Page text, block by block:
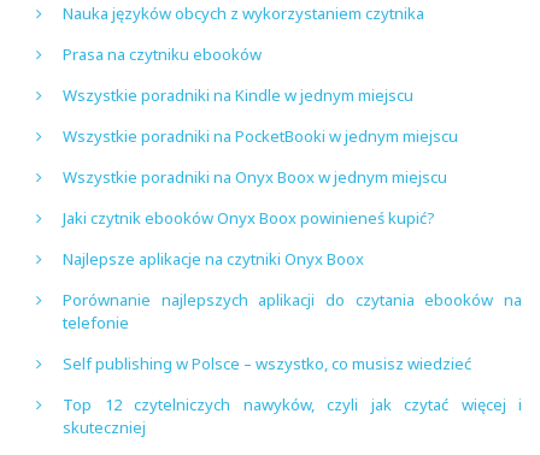
Nauka języków obcych z wykorzystaniem czytnika
Prasa na czytniku ebooków
Wszystkie poradniki na Kindle w jednym miejscu
Wszystkie poradniki na PocketBooki w jednym miejscu
Wszystkie poradniki na Onyx Boox w jednym miejscu
Jaki czytnik ebooków Onyx Boox powinieneś kupić?
Najlepsze aplikacje na czytniki Onyx Boox
Porównanie najlepszych aplikacji do czytania ebooków na
telefonie
Self publishing w Polsce – wszystko, co musisz wiedzieć
Top 12 czytelniczych nawyków, czyli jak czytać więcej i
skuteczniej